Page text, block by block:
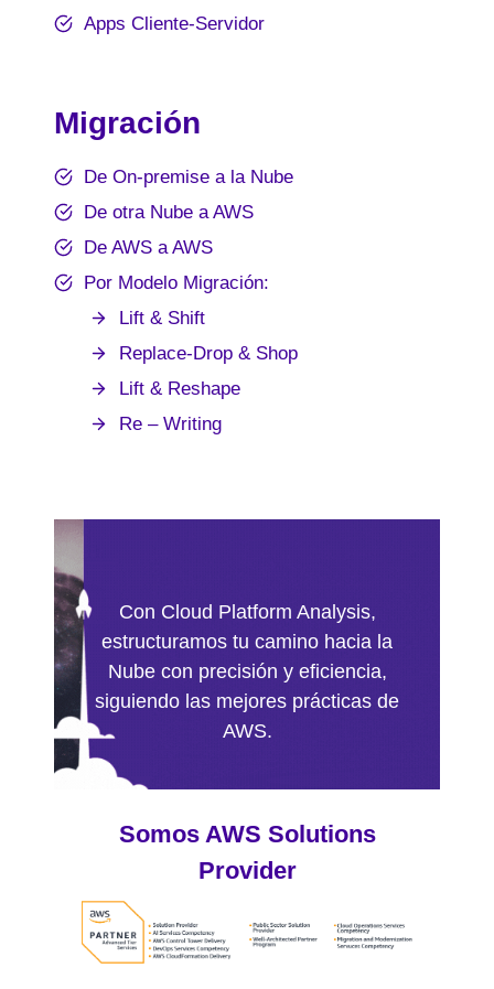
Apps Cliente-Servidor
Migración
De On-premise a la Nube
De otra Nube a AWS
De AWS a AWS
Por Modelo Migración:
Lift & Shift
Replace-Drop & Shop
Lift & Reshape
Re – Writing
Con Cloud Platform Analysis,
estructuramos tu camino hacia la
Nube con precisión y eficiencia,
siguiendo las mejores prácticas de
AWS.
Somos AWS Solutions
Provider